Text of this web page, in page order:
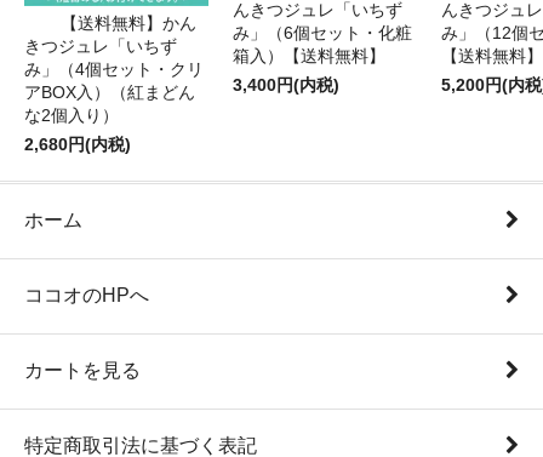
【送料無料】かん
きつジュレ「いちず
み」（4個セット・クリ
アBOX入）（紅まどん
な2個入り）
2,680円(内税)
んきつジュレ「いちず
み」（6個セット・化粧
箱入）【送料無料】
3,400円(内税)
んきつジュ
み」（12個
【送料無料】
5,200円(内
ホーム
ココオのHPへ
カートを見る
特定商取引法に基づく表記